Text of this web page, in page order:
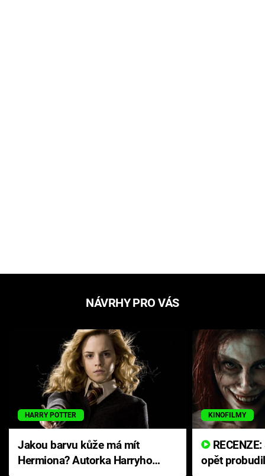
NÁVRHY PRO VÁS
HARRY POTTER
Jakou barvu kůže má mít
Hermiona? Autorka Harryho
KINOFILMY
opět